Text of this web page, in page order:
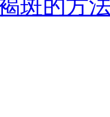
斑的方